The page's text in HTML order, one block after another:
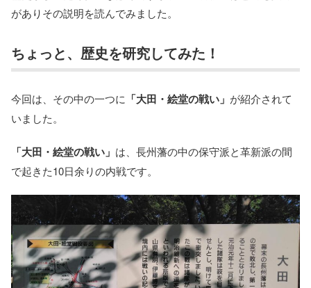
がありその説明を読んでみました。
ちょっと、歴史を研究してみた！
今回は、その中の一つに 「大田・絵堂の戦い」 が紹介されて
いました。
「大田・絵堂の戦い」 は、長州藩の中の保守派と革新派の間
で起きた10日余りの内戦です。